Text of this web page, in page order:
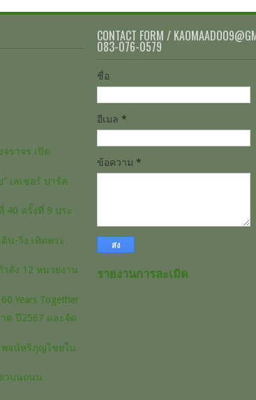
ราจร เปิด
เลเชอร์ ปาร์ค
40 ครั้งที่ 9 ประ
น-วิ่ง เทิดพระ
ำลัง 12 หน่วยงาน
Years Together
ด ปี2567 และจัด
พจน์หริภุญไชยใน
วบนถนน
CONTACT FORM /
083-076-0579
ชื่อ
อีเมล*
ข้อความ*
รายงานการละเมิด